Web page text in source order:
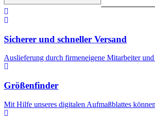
Sicherer und schneller Versand
Auslieferung durch firmeneigene Mitarbeiter
Größenfinder
Mit Hilfe unseres digitalen Aufmaßblattes